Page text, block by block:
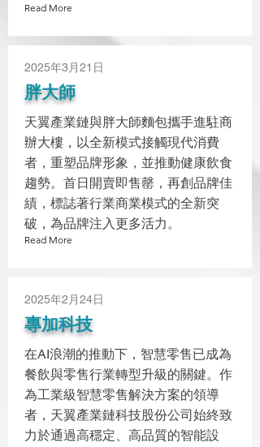
Read More
2025年3月21日
胖大師
天翼產業鏈與胖大師麵包攜手進駐商
辦大樓，以全新模式接觸現代消費
者，重塑品牌形象，並推動健康飲食
趨勢。首日開賣即售罄，再創品牌佳
績，標誌著行業商業模式的全新突
破，為品牌注入更多活力。
Read More
2025年2月24日
專加科技
在AI浪潮的推動下，智慧零售已成為
餐飲與零售行業轉型升級的關鍵。作
為工業級智慧零售解決方案的領導
者，天翼產業鏈科技股份公司始終致
力於通過高穩定、高品質的智能設